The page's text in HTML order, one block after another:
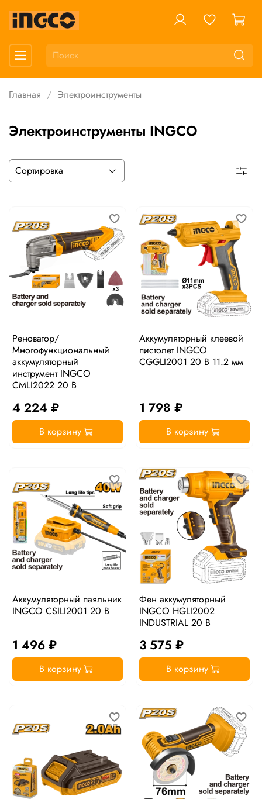
Главная Электроинструменты
Электроинструменты INGCO
Реноватор/
Многофункциональный
аккумуляторный
инструмент INGCO
CMLI2022 20 В
4 224 ₽
В корзину
Аккумуляторный клеевой
пистолет INGCO
CGGLI2001 20 В 11.2 мм
1 798 ₽
В корзину
Аккумуляторный паяльник
INGCO CSILI2001 20 В
1 496 ₽
В корзину
Фен аккумуляторный
INGCO HGLI2002
INDUSTRIAL 20 В
3 575 ₽
В корзину